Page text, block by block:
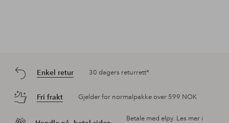
Enkel retur 30 dagers returrett*
Fri frakt Gjelder for normalpakke over 599 NOK
Betale med elpy. Les mer i